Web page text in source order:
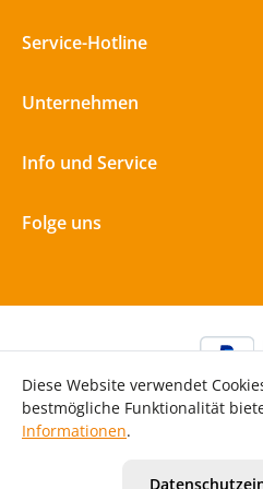
Service-Hotline
Unternehmen
Info und Service
Folge uns
Diese Website verwendet
bestmögliche Funktionalität
Informationen.